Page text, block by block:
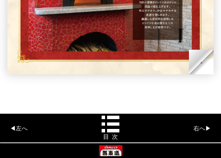
◀左へ 右へ▶
目 次